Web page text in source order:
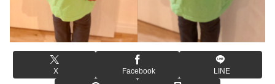
X Facebook LINE